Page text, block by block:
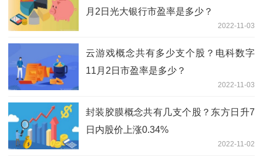
月2日光大银行市盈率是多少？
2022-11-03
云游戏概念共有多少支个股？电科数字
11月2日市盈率是多少？
2022-11-03
封装胶膜概念共有几支个股？东方日升7
日内股价上涨0.34%
2022-11-02